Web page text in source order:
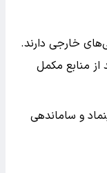
خارجی دارند.
از منابع مکمل
و ساماندهی